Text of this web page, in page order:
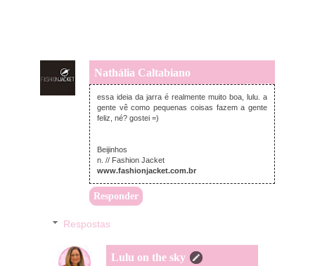
Nathália Caltabiano
sexta-feira, janeiro 02, 2015
essa ideia da jarra é realmente muito boa, lulu. a
gente vê como pequenas coisas fazem a gente
feliz, né? gostei =)
Beijinhos
n. // Fashion Jacket
www.fashionjacket.com.br
Responder
Respostas
Lulu on the sky